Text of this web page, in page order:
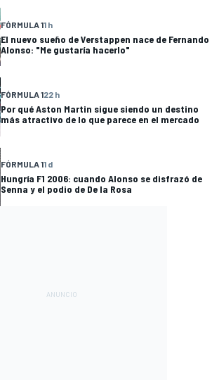
FÓRMULA 11 h
El nuevo sueño de Verstappen nace de Fernando
Alonso: "Me gustaría hacerlo"
FÓRMULA 122 h
Por qué Aston Martin sigue siendo un destino
más atractivo de lo que parece en el mercado
FÓRMULA 11 d
Hungría F1 2006: cuando Alonso se disfrazó de
Senna y el podio de De la Rosa